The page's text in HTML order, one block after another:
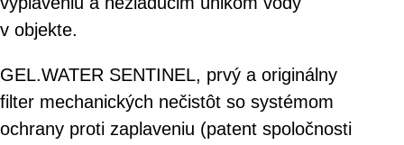
v objekte.
GEL.WATER SENTINEL, prvý a originálny
filter mechanických nečistôt so systémom
ochrany proti zaplaveniu (patent spoločnosti